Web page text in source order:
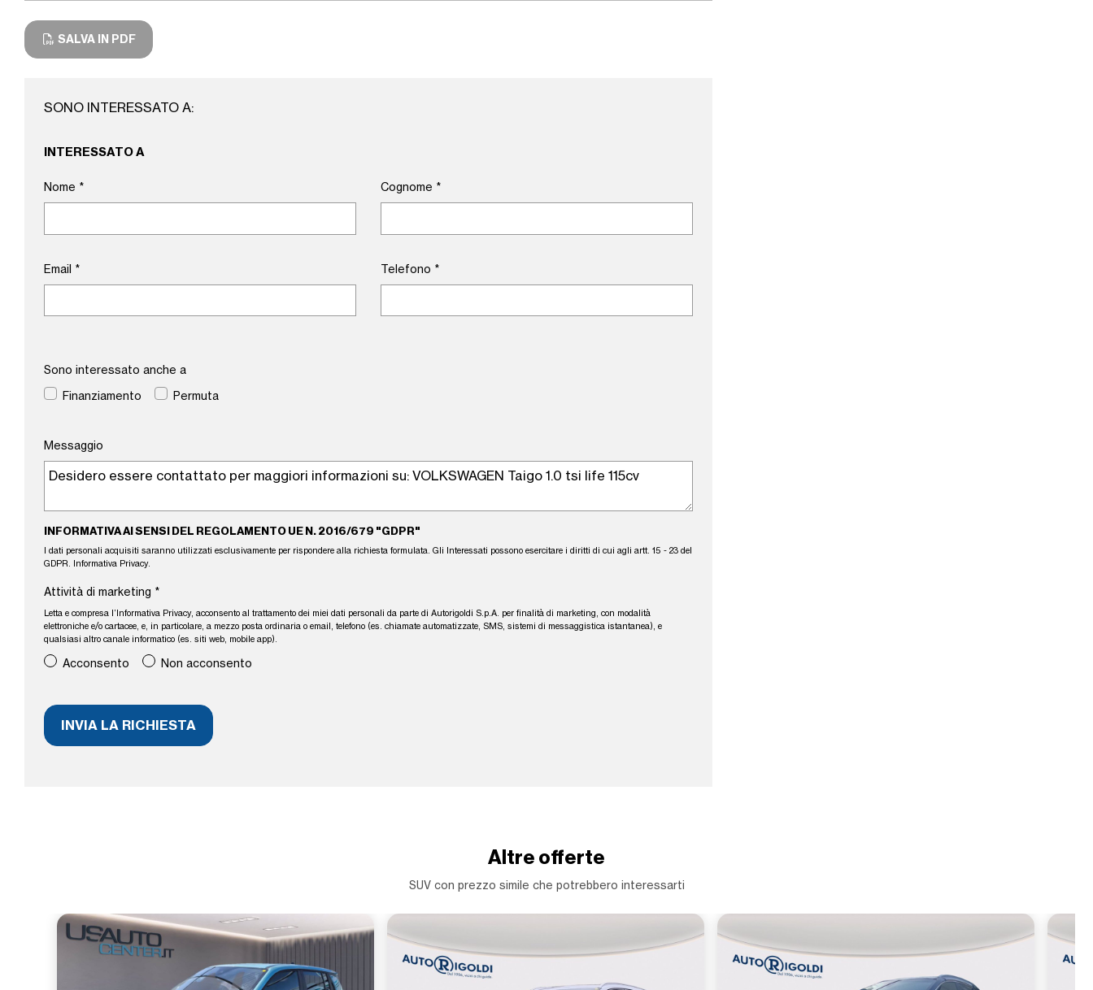
SALVA IN PDF
SONO INTERESSATO A:
INTERESSATO A
Nome * Cognome *
Email * Telefono *
Sono interessato anche a
Finanziamento
Permuta
Messaggio
INFORMATIVA AI SENSI DEL REGOLAMENTO UE N. 2016/679 "GDPR"
I dati personali acquisiti saranno utilizzati esclusivamente per rispondere alla richiesta formulata. Gli Interessati possono esercitare i diritti di cui agli artt. 15 - 23 del
GDPR.
Informativa Privacy.
Attività di marketing *
Letta e compresa l’ Informativa Privacy, acconsento al trattamento dei miei dati personali da parte di Autorigoldi S.p.A. per finalità di marketing, con modalità
elettroniche e/o cartacee, e, in particolare, a mezzo posta ordinaria o email, telefono (es. chiamate automatizzate, SMS, sistemi di messaggistica istantanea), e
qualsiasi altro canale informatico (es. siti web, mobile app).
Acconsento Non acconsento
Altre offerte
SUV con prezzo simile che potrebbero interessarti